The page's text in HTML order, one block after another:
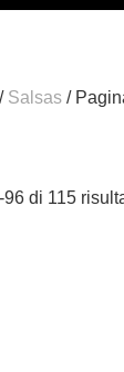
/ Salsas /
di 115